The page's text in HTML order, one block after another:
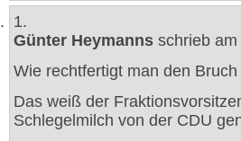
1.
Günter Heymanns schrieb
Wie rechtfertigt man den
Das weiß der
Schlegelmilch von der CDU